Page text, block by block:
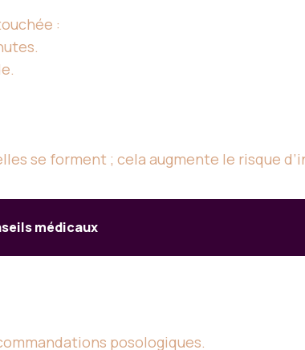
:
se forment ; cela augmente le risque
médicaux
posologiques.